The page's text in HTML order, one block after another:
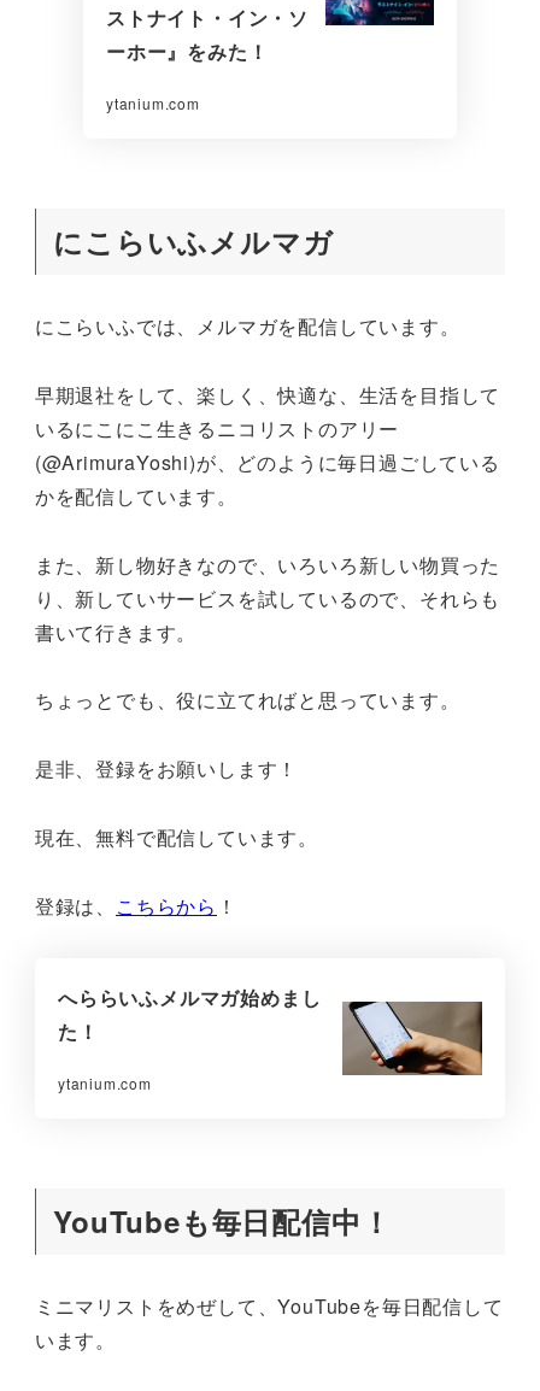
ストナイト・イン・ソ
ーホー』をみた！
ytanium.com
にこらいふメルマガ
にこらいふでは、メルマガを配信しています。
早期退社をして、楽しく、快適な、生活を目指して
いるにこにこ生きるニコリストのアリー
(@ArimuraYoshi)が、どのように毎日過ごしている
かを配信しています。
また、新し物好きなので、いろいろ新しい物買った
り、新していサービスを試しているので、それらも
書いて行きます。
ちょっとでも、役に立てればと思っています。
是非、登録をお願いします！
現在、無料で配信しています。
登録は、 こちらから ！
へららいふメルマガ始めまし
た！
ytanium.com
YouTubeも毎日配信中！
ミニマリストをめぜして、YouTubeを毎日配信して
います。